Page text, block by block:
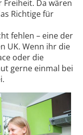
Da wären
Richtige für
fehlen – eine der
UK. Wenn ihr die
oder die
gerne einmal bei